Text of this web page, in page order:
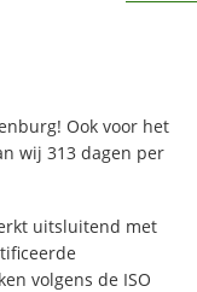
Ook voor het
wij 313 dagen per
uitsluitend met
volgens de ISO